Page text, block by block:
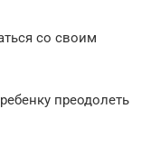
со своим
преодолеть